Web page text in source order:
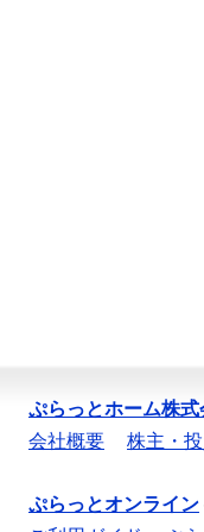
ぷらっとホーム株式
会社概要
株主・
ぷらっとオンライン